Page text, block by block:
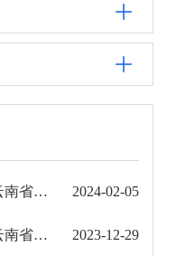
红河州科技局关于转发《云南省科技特派员管理办法》的通知 2024-02-05
红河州科技局关于转发《云南省科技厅关于拨付“彩云汇”创新创业大赛暨2023年云南省创新创业 ... 2023-12-29